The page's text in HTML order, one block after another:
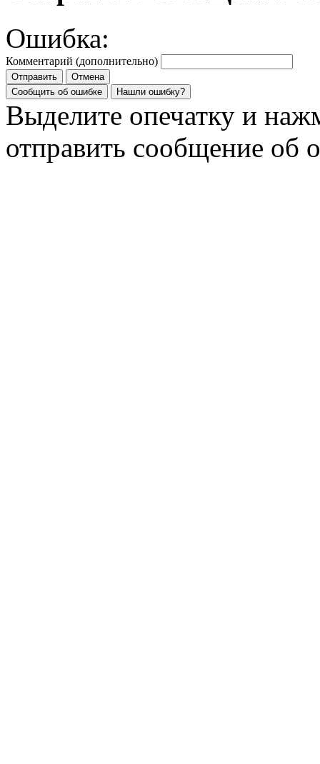
Ошибка:
Комментарий (дополнительно)
Отправить
Отмена
Сообщить об ошибке
Нашли ошибку?
Выделите опечатку и
отправить сообщение об